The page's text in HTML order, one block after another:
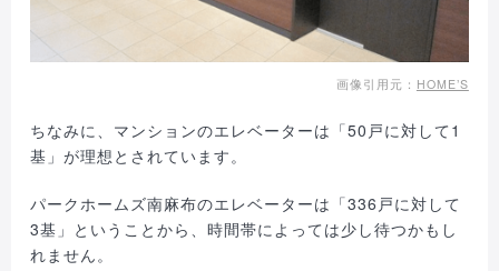
画像引用元： HOME’S
ちなみに、マンションのエレベーターは「50戸に対して1
基」が理想とされています。
パークホームズ南麻布のエレベーターは「336戸に対して
3基」ということから、時間帯によっては少し待つかもし
れません。